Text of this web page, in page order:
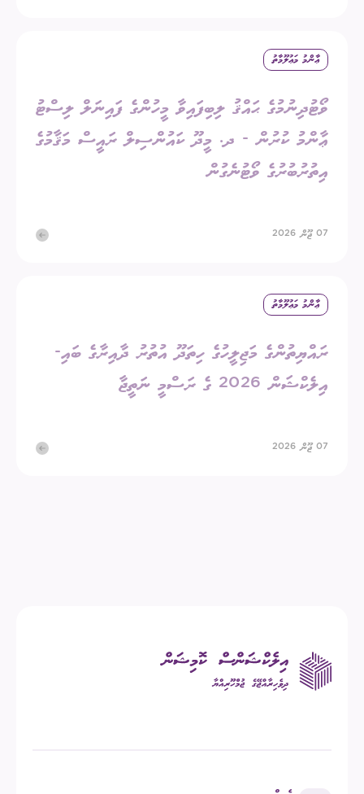
ޢާންމު މަޢުލޫމާތު
ވޯޓުދިނުމުގެ ޙައްޤު ލިބިފައިވާ މީހުންގެ ފައިނަލް ލިސްޓު
ޢާންމު ކުރުން - ދ. މީދޫ ކައުންސިލް ރައީސް މަޤާމުގެ
އިތުރުބުރުގެ ވޯޓުނެގުން
07 ޖޫން 2026
ޢާންމު މަޢުލޫމާތު
ރައްޔިތުންގެ މަޖިލީހުގެ ހިތަދޫ އުތުރު ދާއިރާގެ ބައި-
އިލެކްޝަން 2026 ގެ ރަސްމީ ނަތީޖާ
07 ޖޫން 2026